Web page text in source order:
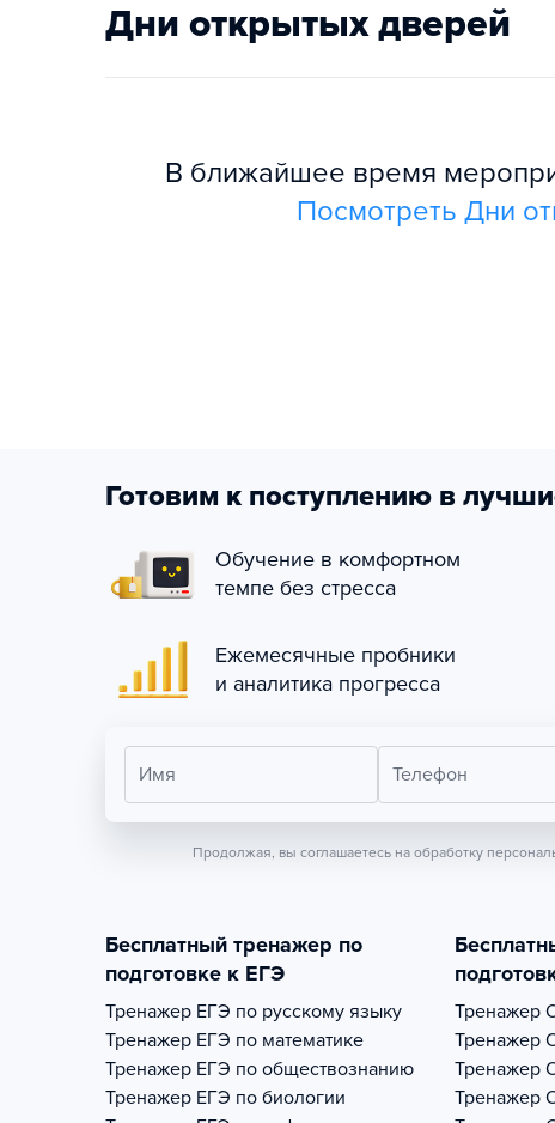
Дни открытых дверей
В ближайшее время
Посмотреть Дни
Готовим к поступлению в
Обучение в комфортном
темпе без стресса
Ежемесячные пробники
и аналитика прогресса
Имя Телефон
Продолжая, вы соглашаетесь на обработку
Бесплатный тренажер по
подготовке к ЕГЭ
Тренажер ЕГЭ по русскому языку
Тренажер ЕГЭ по математике
Тренажер ЕГЭ по обществознанию
Тренажер ЕГЭ по биологии
Тренажер
Тренажер
Тренажер
Тренажер